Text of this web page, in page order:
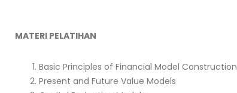
MATERI PELATIHAN
Basic Principles of Financial Model Construction
Present and Future Value Models